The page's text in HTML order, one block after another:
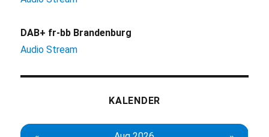
DAB+ fr-bb Brandenburg
Audio Stream
KALENDER